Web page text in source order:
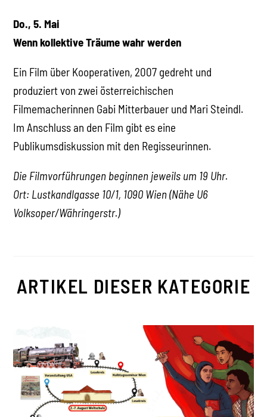
Do., 5. Mai
Wenn kollektive Träume wahr werden
Ein Film über Kooperativen, 2007 gedreht und
produziert von zwei österreichischen
Filmemacherinnen Gabi Mitterbauer und Mari Steindl.
Im Anschluss an den Film gibt es eine
Publikumsdiskussion mit den Regisseurinnen.
Die Filmvorführungen beginnen jeweils um 19 Uhr.
Ort: Lustkandlgasse 10/1, 1090 Wien (Nähe U6
Volksoper/Währingerstr.)
ARTIKEL DIESER KATEGORIE